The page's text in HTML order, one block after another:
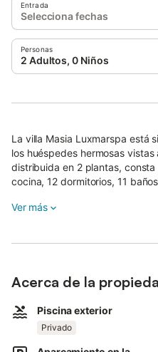
Entrada
Selecciona fechas
Personas
2 Adultos, 0 Niños
La villa Masia Luxmarspa está
los huéspedes hermosas
distribuida en 2 plantas,
cocina, 12 dormitorios, 11
hay una mesa de ping-pong
Este alojamiento vacacional
Ver más
Acerca de la
Piscina exterior
Privado